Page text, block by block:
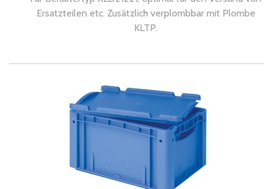
Ersatzteilen etc. Zusätzlich verplombbar mit Plombe
KLTP.